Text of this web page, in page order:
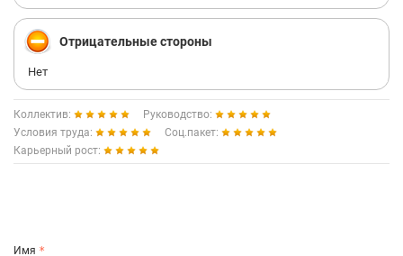
Отрицательные стороны
Нет
Коллектив:
Руководство:
Условия труда:
Соц.пакет:
Карьерный рост:
Имя